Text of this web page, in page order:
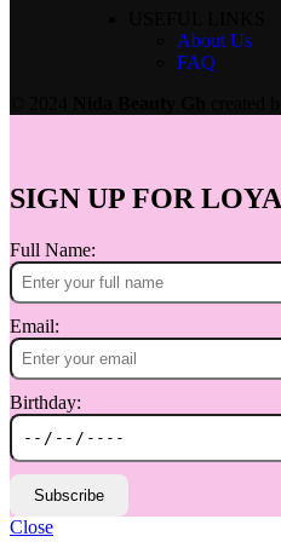
About Us
FAQ
SIGN UP FOR
Full Name:
Email:
Birthday:
Subscribe
Close